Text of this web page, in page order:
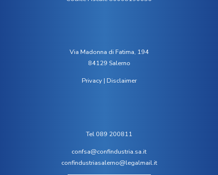
Via Madonna di Fatima, 194
84129 Salerno
Privacy| Disclaimer
Tel 089 200811
confsa@confindustria.sa.it
confindustriasalerno@legalmail.it